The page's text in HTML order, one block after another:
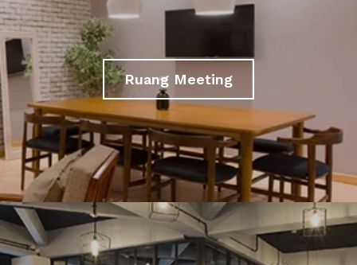
Ruang Meeting